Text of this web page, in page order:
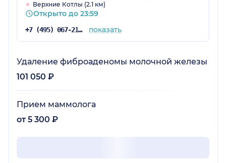
Верхние Котлы (2.1 км)
Открыто до 23:59
+7 (495) 067-21-28 показать
Удаление фиброаденомы молочной железы
101 050 ₽
Прием маммолога
от 5 300 ₽